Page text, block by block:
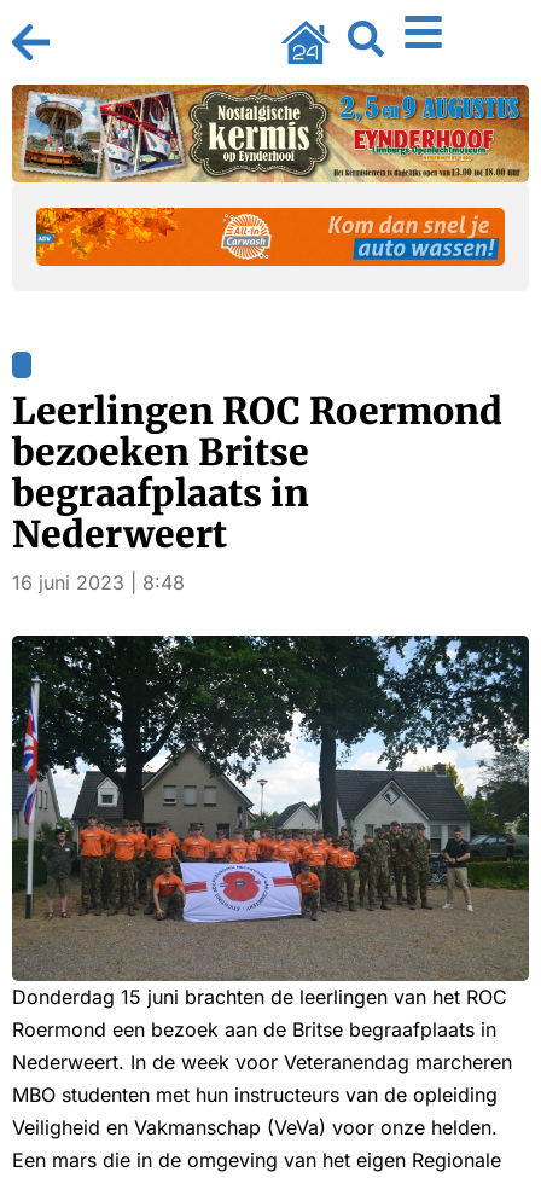
Leerlingen ROC Roermond
bezoeken Britse
begraafplaats in
Nederweert
16 juni 2023 | 8:48
Donderdag 15 juni brachten de leerlingen van het ROC
Roermond een bezoek aan de Britse begraafplaats in
Nederweert. In de week voor Veteranendag marcheren
MBO studenten met hun instructeurs van de opleiding
Veiligheid en Vakmanschap (VeVa) voor onze helden.
Een mars die in de omgeving van het eigen Regionale